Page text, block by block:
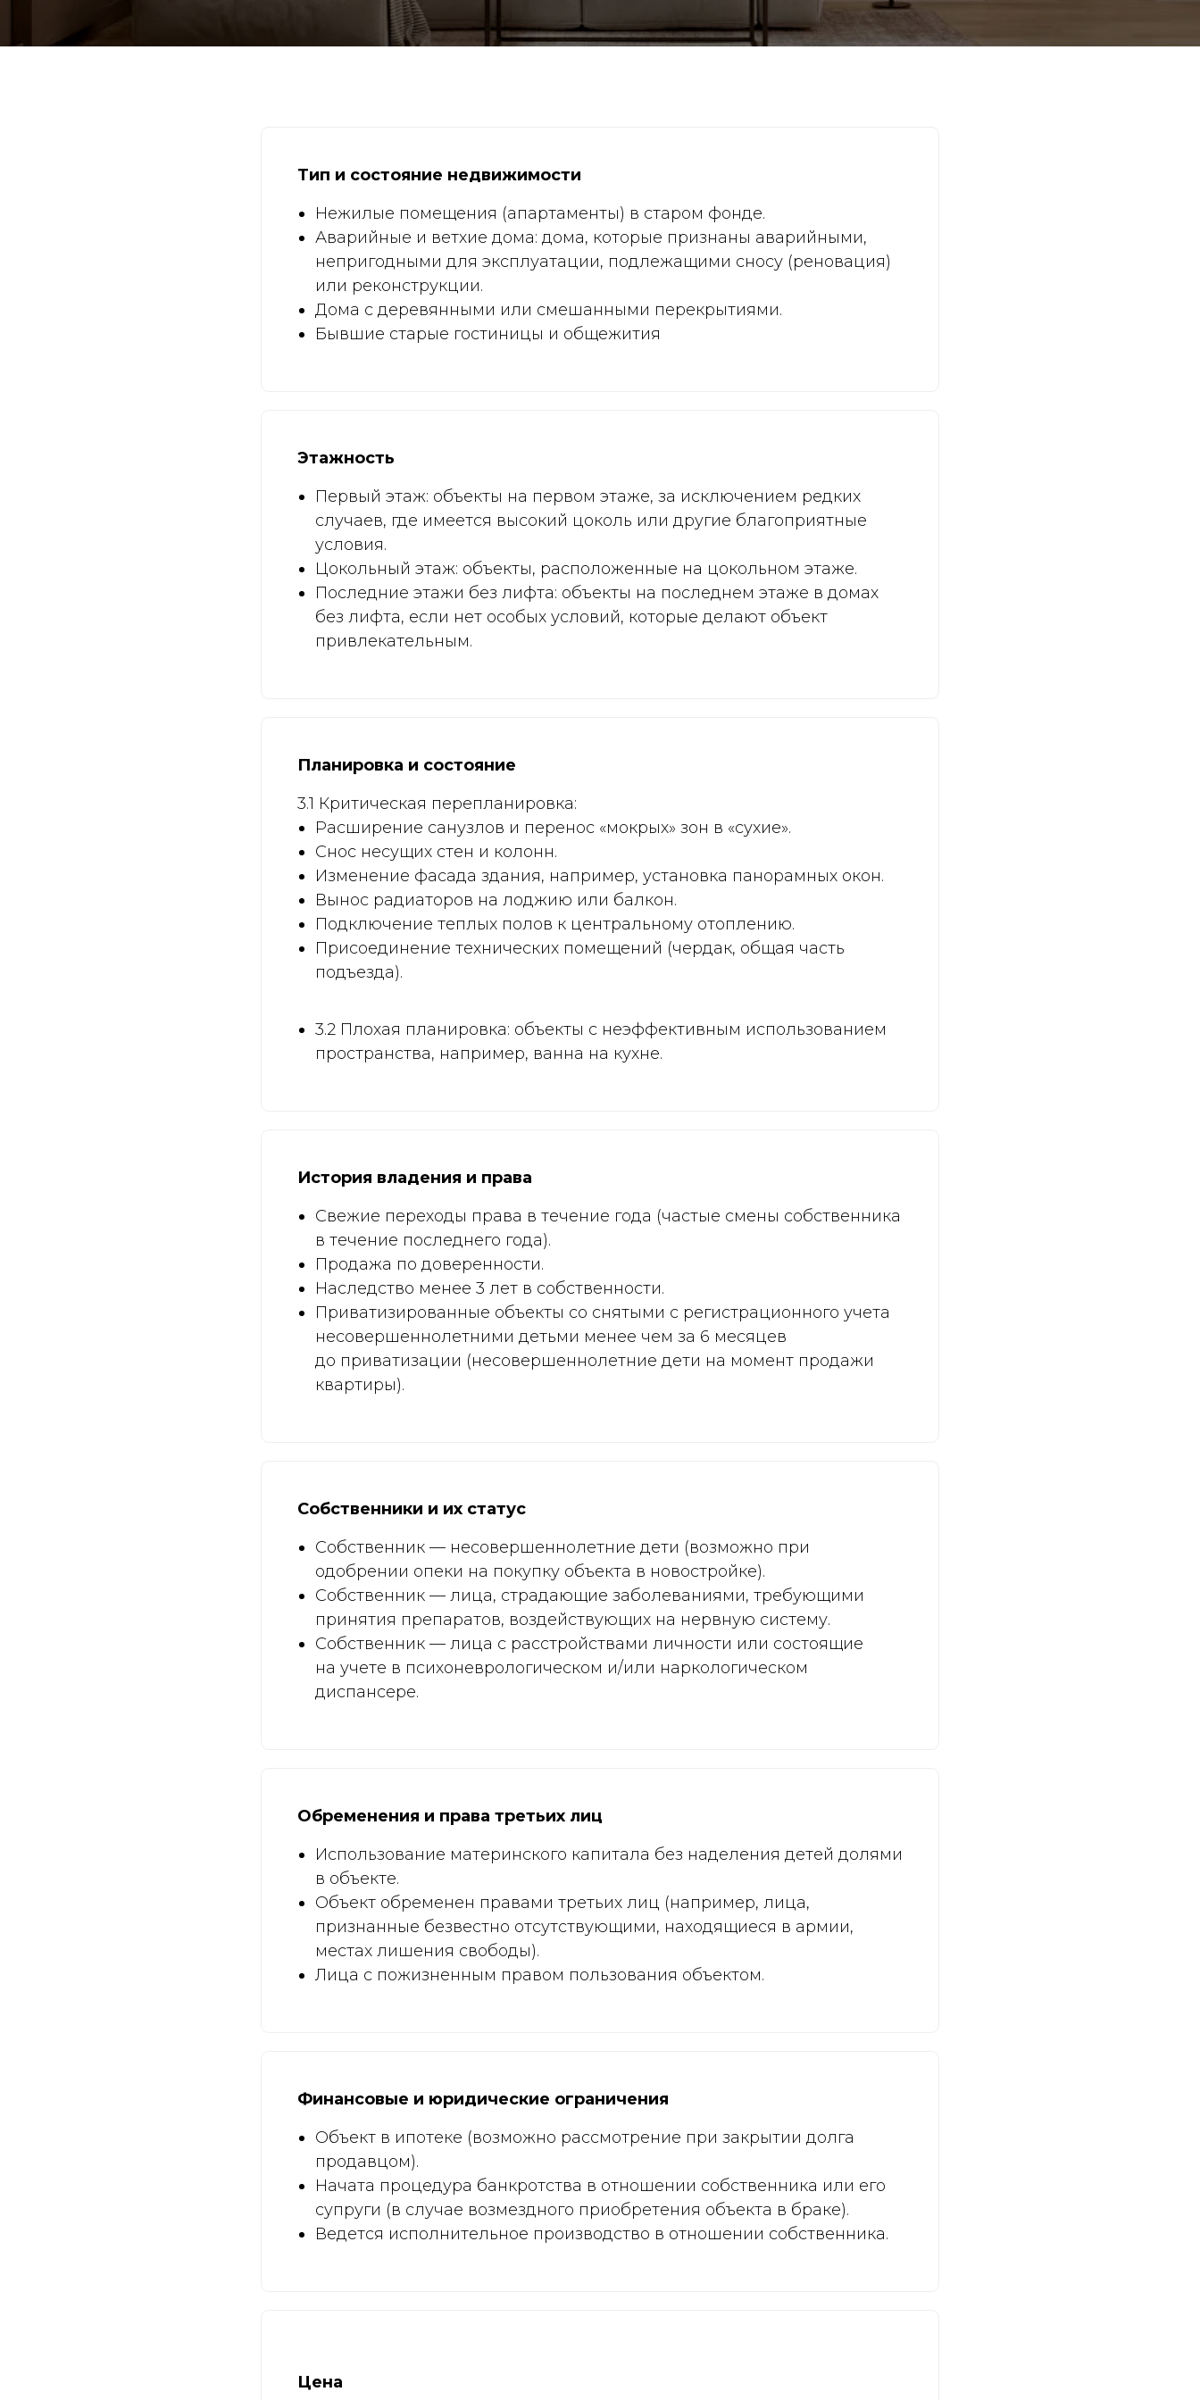
Тип и состояние недвижимости
Нежилые помещения (апартаменты) в старом фонде.
Аварийные и ветхие дома: дома, которые признаны аварийными,
непригодными для эксплуатации, подлежащими сносу (реновация)
или реконструкции.
Дома с деревянными или смешанными перекрытиями.
Бывшие старые гостиницы и общежития
Этажность
Первый этаж: объекты на первом этаже, за исключением редких
случаев, где имеется высокий цоколь или другие благоприятные
условия.
Цокольный этаж: объекты, расположенные на цокольном этаже.
Последние этажи без лифта: объекты на последнем этаже в домах
без лифта, если нет особых условий, которые делают объект
привлекательным.
Планировка и состояние
3.1 Критическая перепланировка:
Расширение санузлов и перенос «мокрых» зон в «сухие».
Снос несущих стен и колонн.
Изменение фасада здания, например, установка панорамных окон.
Вынос радиаторов на лоджию или балкон.
Подключение теплых полов к центральному отоплению.
Присоединение технических помещений (чердак, общая часть
подъезда).
3.2 Плохая планировка: объекты с неэффективным использованием
пространства, например, ванна на кухне.
История владения и права
Свежие переходы права в течение года (частые смены собственника
в течение последнего года).
Продажа по доверенности.
Наследство менее 3 лет в собственности.
Приватизированные объекты со снятыми с регистрационного учета
несовершеннолетними детьми менее чем за 6 месяцев
до приватизации (несовершеннолетние дети на момент продажи
квартиры).
Собственники и их статус
Собственник — несовершеннолетние дети (возможно при
одобрении опеки на покупку объекта в новостройке).
Собственник — лица, страдающие заболеваниями, требующими
принятия препаратов, воздействующих на нервную систему.
Собственник — лица с расстройствами личности или состоящие
на учете в психоневрологическом и/или наркологическом
диспансере.
Обременения и права третьих лиц
Использование материнского капитала без наделения детей долями
в объекте.
Объект обременен правами третьих лиц (например, лица,
признанные безвестно отсутствующими, находящиеся в армии,
местах лишения свободы).
Лица с пожизненным правом пользования объектом.
Финансовые и юридические ограничения
Объект в ипотеке (возможно рассмотрение при закрытии долга
продавцом).
Начата процедура банкротства в отношении собственника или его
супруги (в случае возмездного приобретения объекта в браке).
Ведется исполнительное производство в отношении собственника.
Цена